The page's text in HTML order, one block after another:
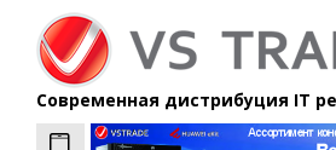
Современная дистрибуция IT